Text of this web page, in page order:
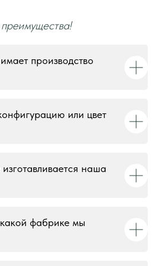
производство
или цвет
наша
фабрике мы